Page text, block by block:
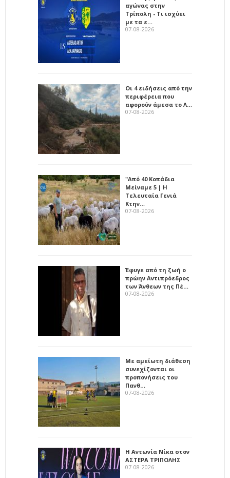
αγώνας στην
Τρίπολη - Τι ισχύει
με τα ε…
07-08-2026
Οι 4 ειδήσεις από την
περιφέρεια που
αφορούν άμεσα το Λ…
07-08-2026
"Από 40 Κοπάδια
Μείναμε 5 | Η
Τελευταία Γενιά
Κτην…
07-08-2026
Έφυγε από τη ζωή ο
πρώην Αντιπρόεδρος
των Άνθεων της Πέ…
07-08-2026
Με αμείωτη διάθεση
συνεχίζονται οι
προπονήσεις του
Πανθ…
07-08-2026
Η Αντωνία Νίκα στον
ΑΣΤΕΡΑ ΤΡΙΠΟΛΗΣ
07-08-2026